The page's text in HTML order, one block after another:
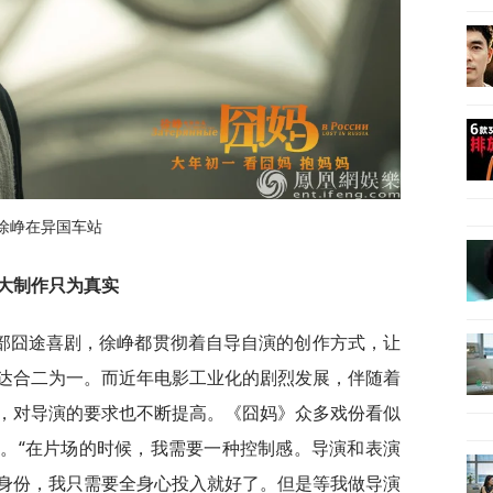
峥在异国车站
制作只为真实
途喜剧，徐峥都贯彻着自导自演的创作方式，让
合二为一。而近年电影工业化的剧烈发展，伴随着
对导演的要求也不断提高。《囧妈》众多戏份看似
“在片场的时候，我需要一种控制感。导演和表演
份，我只需要全身心投入就好了。但是等我做导演